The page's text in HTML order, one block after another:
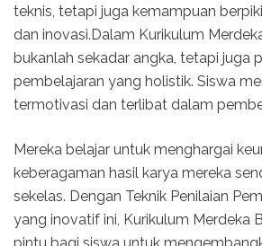
teknis, tetapi juga kemampuan
dan inovasi.Dalam Kurikulum
bukanlah sekadar angka, tetapi juga
pembelajaran yang holistik. Siswa
termotivasi dan terlibat dalam
Mereka belajar untuk menghargai
keberagaman hasil karya mereka
sekelas. Dengan Teknik Penilaian
yang inovatif ini, Kurikulum Merdeka